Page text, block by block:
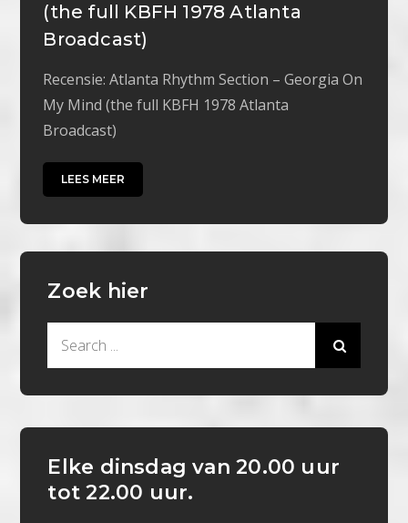
(the full KBFH 1978 Atlanta
Broadcast)
Recensie: Atlanta Rhythm Section – Georgia On
My Mind (the full KBFH 1978 Atlanta
Broadcast)
LEES MEER
Zoek hier
Elke dinsdag van 20.00 uur
tot 22.00 uur.